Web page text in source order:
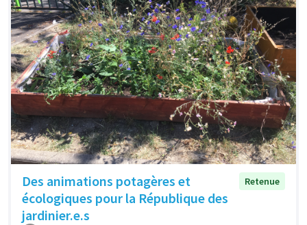
Des animations potagères et
écologiques pour la République des
jardinier.e.s
Retenue